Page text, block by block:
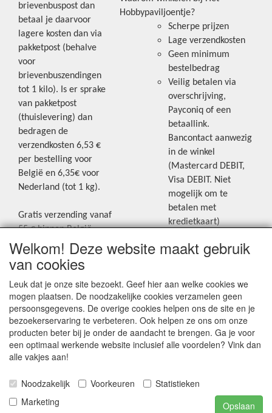
brievenbuspost dan
betaal je daarvoor
lagere kosten dan via
pakketpost (behalve
voor
brievenbuszendingen
tot 1 kilo). Is er sprake
van pakketpost
(thuislevering) dan
bedragen de
verzendkosten 6,53 €
per bestelling voor
België en 6,35€ voor
Nederland (tot 1 kg).
Gratis verzending vanaf
55 € binnen België.
Gratis verzending vanaf
65 € naar Nederland.
Levering andere
landen: geen gratis
verzending, portkosten
worden aangerekend.
Zie voor een overzicht
van alle verzendkosten
"Verzendkosten" op de
homepagina.
Hobbypaviljoentje?
Scherpe prijzen
Lage verzendkosten
Geen minimum
bestelbedrag
Veilig betalen via
overschrijving,
Payconiq of een
betaallink.
Bancontact aanwezig
in de winkel
(Mastercard DEBIT,
Visa DEBIT. Niet
mogelijk om te
betalen met
kredietkaart)
Blijf op de hoogte van de laatste
onze Facebookpagina.
Welkom! Deze website maakt gebruik
van cookies
Leuk dat je onze site bezoekt. Geef hier aan welke cookies we
mogen plaatsen. De noodzakelijke cookies verzamelen geen
persoonsgegevens. De overige cookies helpen ons de site en je
bezoekerservaring te verbeteren. Ook helpen ze ons om onze
producten beter bij je onder de aandacht te brengen. Ga je voor
een optimaal werkende website inclusief alle voordelen? Vink dan
alle vakjes aan!
Noodzakelijk Voorkeuren
Statistieken
Marketing
Opslaan